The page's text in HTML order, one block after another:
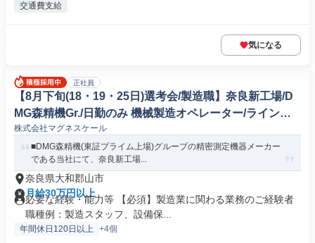
交通費支給
気になる
正社員
【8月下旬(18・19・25日)選考会/製造職】奈良新工場/D
MG森精機Gr./日勤のみ 機械製造オペレーター/ラインマ
ネージャー
株式会社マグネスケール
■DMG森精機(東証プライム上場)グループの精密測定機器メーカー
である当社にて、奈良新工場...
奈良県大和郡山市
月給30万円以上
必要な経験・能力等 【必須】製造業に関わる業務のご経験者
職種例：製造スタッフ、設備保...
年間休日120日以上 +4個